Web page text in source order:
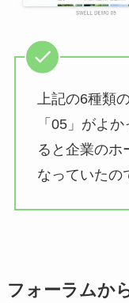
上記の6種類
「05」がよ
ると企業のホ
なっていたの
フォーラムか